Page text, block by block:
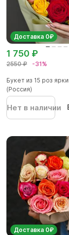
Доставка 0₽
2550 ₽ -31%
1 750 ₽
Букет из 15 роз
(Россия)
Нет в наличии
Доставка 0₽